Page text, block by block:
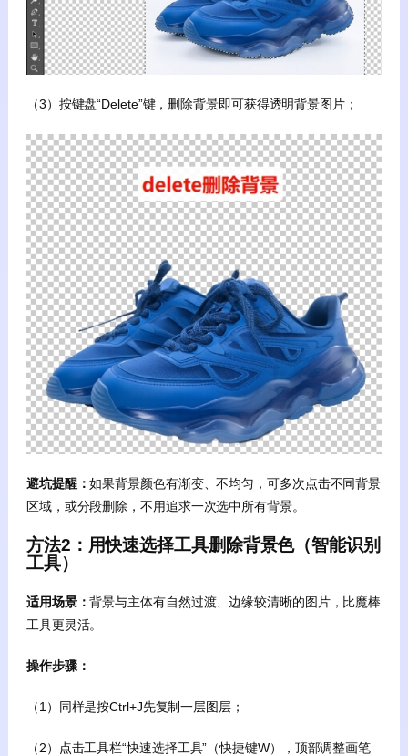
（3）按键盘“Delete”键，删除背景即可获得透明背景图片；
避坑提醒：如果背景颜色有渐变、不均匀，可多次点击不同背景
区域，或分段删除，不用追求一次选中所有背景。
方法2：用快速选择工具删除背景色（智能识别
工具）
适用场景：背景与主体有自然过渡、边缘较清晰的图片，比魔棒
工具更灵活。
操作步骤：
（1）同样是按Ctrl+J先复制一层图层；
（2）点击工具栏“快速选择工具”（快捷键W），顶部调整画笔